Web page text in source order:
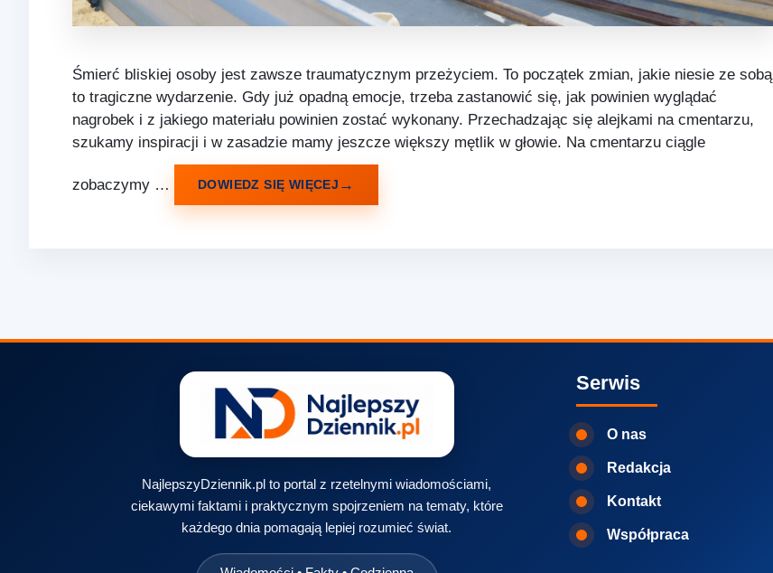
Śmierć bliskiej osoby jest zawsze traumatycznym przeżyciem. To początek zmian, jakie niesie ze sobą
to tragiczne wydarzenie. Gdy już opadną emocje, trzeba zastanowić się, jak powinien wyglądać
nagrobek i z jakiego materiału powinien zostać wykonany. Przechadzając się alejkami na cmentarzu,
szukamy inspiracji i w zasadzie mamy jeszcze większy mętlik w głowie. Na cmentarzu ciągle
zobaczymy … DOWIEDZ SIĘ WIĘCEJ
NajlepszyDziennik.pl to portal z rzetelnymi wiadomościami,
ciekawymi faktami i praktycznym spojrzeniem na tematy, które
każdego dnia pomagają lepiej rozumieć świat.
Serwis
O nas
Redakcja
Kontakt
Współpraca